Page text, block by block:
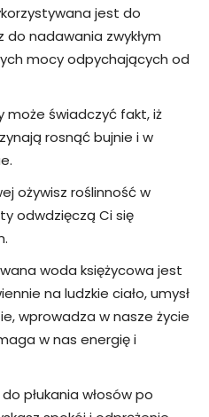
jest do
do nadawania zwykłym
mocy odpychających od
może świadczyć fakt, iż
rosnąć bujnie i w
ożywisz roślinność w
odwdzięczą Ci się
woda księżycowa jest
na ludzkie ciało, umysł
wprowadza w nasze życie
w nas energię i
płukania włosów po